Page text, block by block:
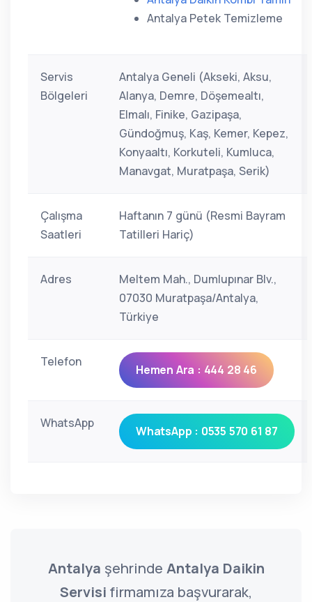
Antalya Petek Temizleme
Servis
Bölgeleri
Antalya Geneli (Akseki, Aksu,
Alanya, Demre, Döşemealtı,
Elmalı, Finike, Gazipaşa,
Gündoğmuş, Kaş, Kemer, Kepez,
Konyaaltı, Korkuteli, Kumluca,
Manavgat, Muratpaşa, Serik)
Çalışma
Saatleri
Haftanın 7 günü (Resmi Bayram
Tatilleri Hariç)
Adres
Meltem Mah., Dumlupınar Blv.,
07030 Muratpaşa/Antalya,
Türkiye
Telefon
Hemen Ara : 444 28 46
WhatsApp
WhatsApp : 0535 570 61 87
Antalya şehrinde Antalya Daikin
Servisi firmamıza başvurarak,